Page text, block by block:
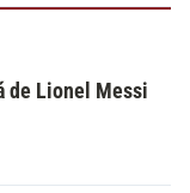
de Lionel Messi